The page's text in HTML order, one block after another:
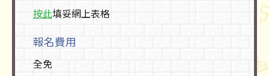
按此填妥網上表格
報名費用
全免